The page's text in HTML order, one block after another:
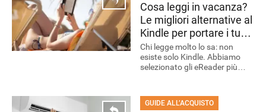
Cosa leggi in vacanza?
Le migliori alternative al
Kindle per portare i tuoi
romanzi sempre con te
Chi legge molto lo sa: non
esiste solo Kindle. Abbiamo
selezionato gli eReader più
pensate per esigenze diverse.
GUIDE ALL’ACQUISTO